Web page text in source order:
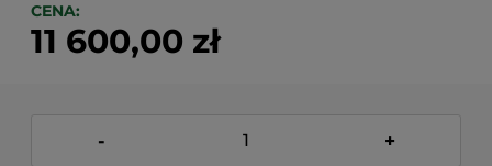
CENA:
11 600,00 zł
- +